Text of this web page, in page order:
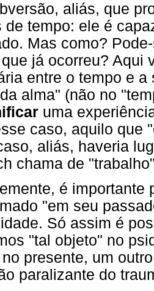
aliás, que
de tempo: ele é
Mas como?
já ocorreu? Aqui
entre o tempo e
alma" (não no
uma
caso, aquilo que
aliás, haveria
chama de
é importante
"em seu
Só assim é
"tal objeto" no
presente, um
paralizante do